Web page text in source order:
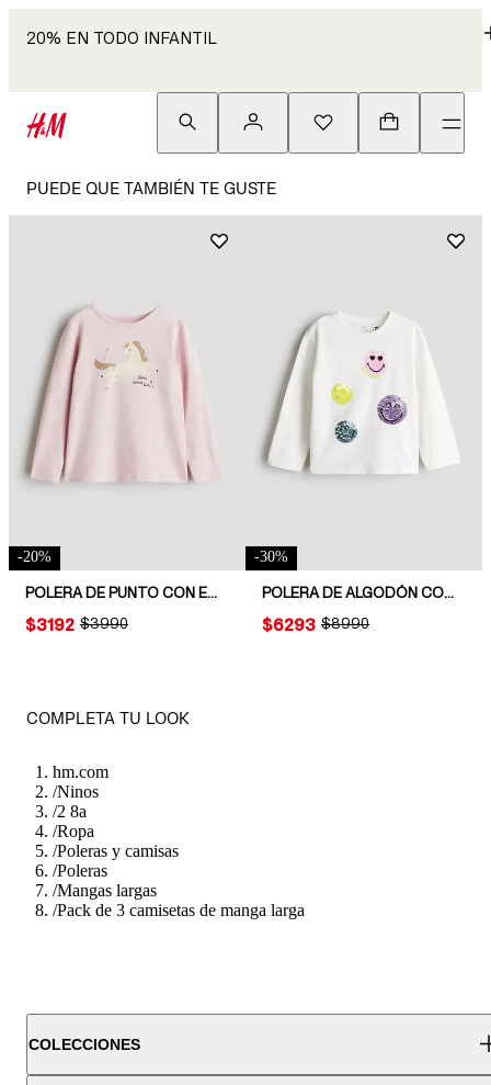
20% EN TODO INFANTIL
PUEDE QUE TAMBIÉN TE GUSTE
-20%
POLERA DE PUNTO CON ESTAMPADO
ORIGINAL PRICE:
$3990
PRICE:
$3192
-30%
POLERA DE ALGODÓN CON MOTIVO
ORIGINAL PRICE:
$8990
PRICE:
$6293
COMPLETA TU LOOK
hm.com
/Ninos
/2 8a
/Ropa
/Poleras y camisas
/Poleras
/Mangas largas
/Pack de 3 camisetas de manga larga
COLECCIONES